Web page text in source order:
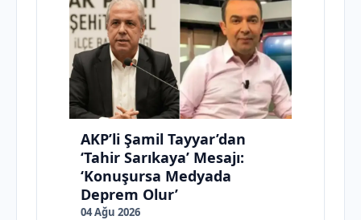
AKP’li Şamil Tayyar’dan
‘Tahir Sarıkaya’ Mesajı:
‘Konuşursa Medyada
Deprem Olur’
04 Ağu 2026